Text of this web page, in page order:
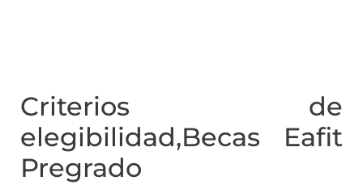
Criterios de
elegibilidad,Becas Eafit
Pregrado